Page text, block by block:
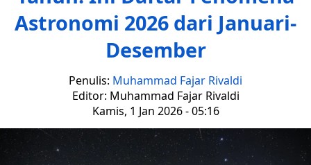
Astronomi 2026 dari Januari-
Desember
Penulis: Muhammad Fajar Rivaldi
Editor: Muhammad Fajar Rivaldi
Kamis, 1 Jan 2026 - 05:16